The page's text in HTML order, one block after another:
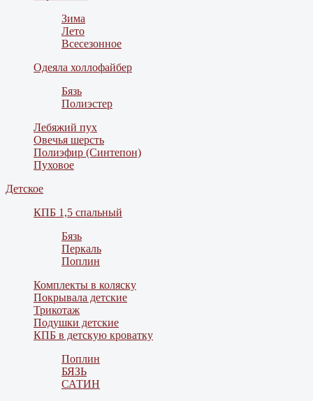
Зима
Лето
Всесезонное
Одеяла холлофайбер
Бязь
Полиэстер
Лебяжий пух
Овечья шерсть
Полиэфир (Синтепон)
Пуховое
Детское
КПБ 1,5 спальный
Бязь
Перкаль
Поплин
Комплекты в коляску
Покрывала детские
Трикотаж
Подушки детские
КПБ в детскую кроватку
Поплин
БЯЗЬ
САТИН